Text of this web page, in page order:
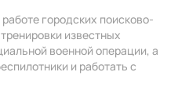
городских поисково-
известных
военной операции, а
и работать с